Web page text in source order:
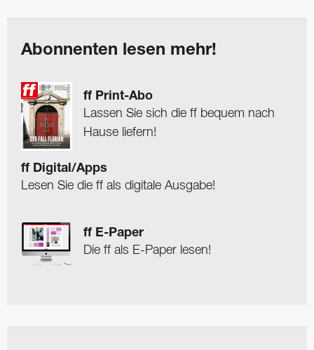
Abonnenten lesen mehr!
ff Print-Abo
Lassen Sie sich die ff bequem nach
Hause liefern!
ff Digital/Apps
Lesen Sie die ff als digitale Ausgabe!
ff E-Paper
Die ff als E-Paper lesen!